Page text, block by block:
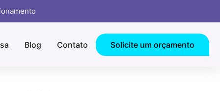
Blog Contato Solicite um orçamento